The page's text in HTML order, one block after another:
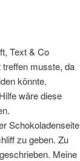
Text & Co
musste, da
könnte.
wäre diese
Schokoladenseite
zu geben. Zu
Meine